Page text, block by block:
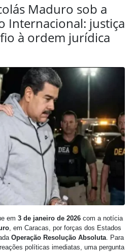
Maduro sob a
Internacional: justiça
à ordem jurídica
em 3 de janeiro de 2026 com a notícia
, em Caracas, por forças dos Estados
Operação Resolução Absoluta. Para
políticas imediatas, uma pergunta